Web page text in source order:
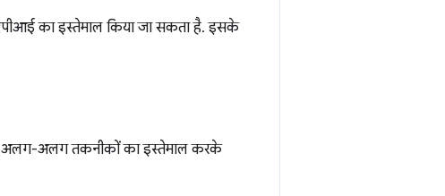
का इस्तेमाल किया जा सकता है. इसके
अलग-अलग तकनीकों का इस्तेमाल करके